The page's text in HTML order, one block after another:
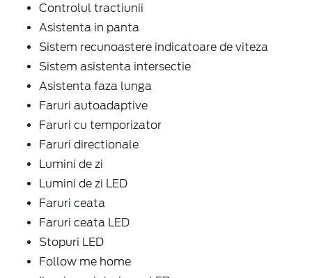
Controlul tractiunii
Asistenta in panta
Sistem recunoastere indicatoare de viteza
Sistem asistenta intersectie
Asistenta faza lunga
Faruri autoadaptive
Faruri cu temporizator
Faruri directionale
Lumini de zi
Lumini de zi LED
Faruri ceata
Faruri ceata LED
Stopuri LED
Follow me home